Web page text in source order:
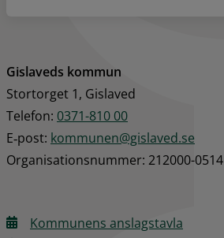
Gislaveds kommun
Stortorget 1, Gislaved
Telefon: 0371-810 00
E‑post: kommunen@gislaved.se
Organisationsnummer: 212000-0514
Kommunens anslagstavla